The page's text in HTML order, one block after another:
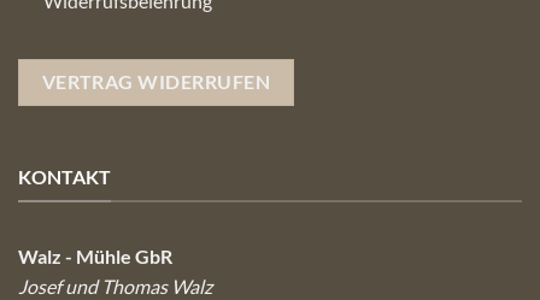
VERTRAG WIDERRUFEN
KONTAKT
Walz - Mühle GbR
Josef und Thomas Walz